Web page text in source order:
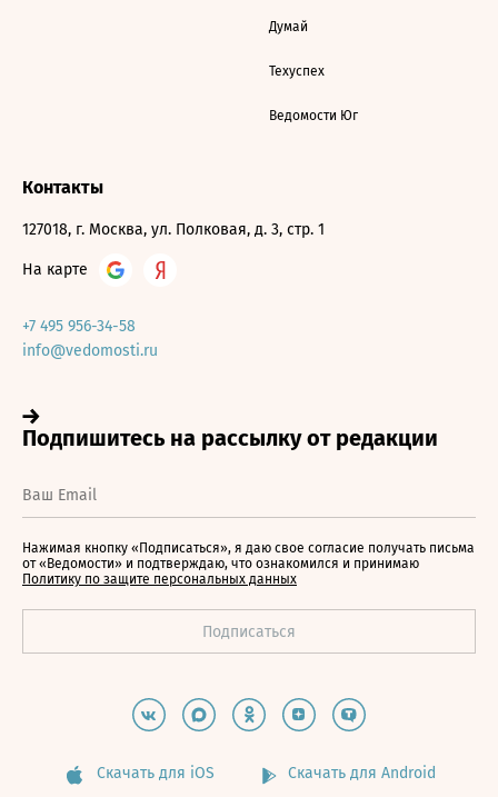
Думай
Техуспех
Ведомости Юг
Контакты
127018, г. Москва, ул. Полковая, д. 3, стр. 1
На карте
+7 495 956-34-58
info@vedomosti.ru
Нажимая кнопку «Подписаться», я даю свое согласие получать письма
от «Ведомости» и подтверждаю, что ознакомился и принимаю
Политику по защите персональных данных
Скачать для iOS Скачать для Android